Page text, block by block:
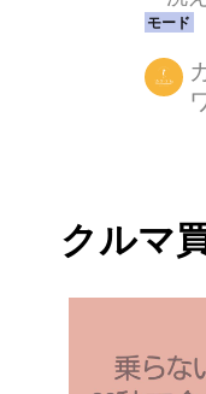
ラー
か！
ト」
α®CN
乾性
で、
クルマ